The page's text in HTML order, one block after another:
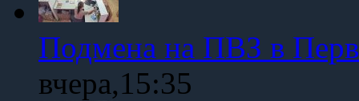
Подмена на ПВЗ в
вчера,15:35